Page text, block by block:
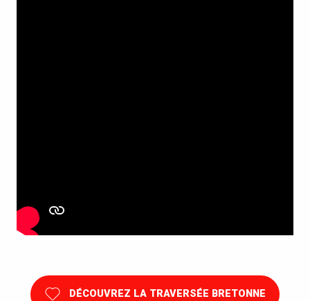
DÉCOUVREZ LA TRAVERSÉE BRETONNE